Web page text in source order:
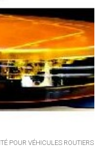
POUR VÉHICULES ROUTIERS